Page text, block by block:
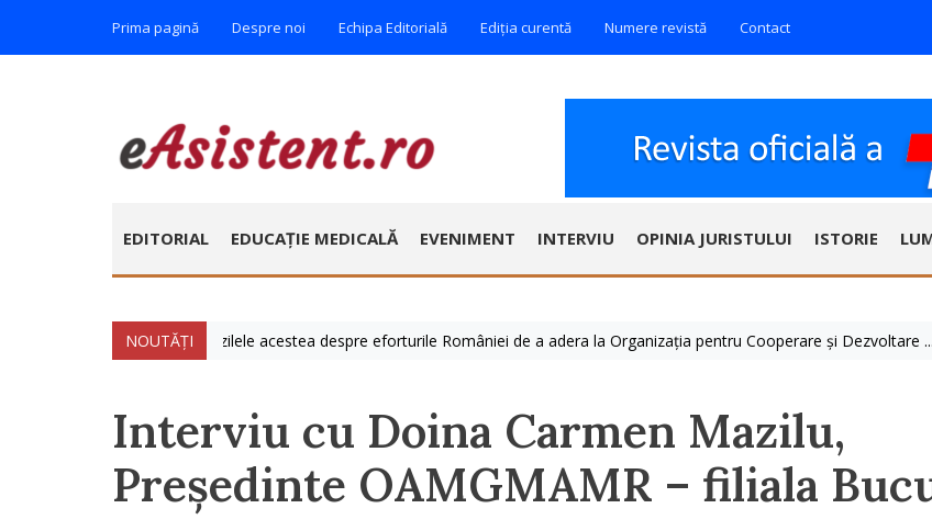
Prima pagină Despre noi Echipa Editorială Ediția curentă Numere revistă Contact
EDITORIAL EDUCAȚIE MEDICALĂ EVENIMENT INTERVIU OPINIA JURISTULUI ISTORIE
NOUTĂȚI
» Vorbim foarte mult zilele acestea despre eforturile României de a adera la Organizația pentru Cooperare și Dezvoltare ...
Interviu cu Doina Carmen Mazilu,
Președinte OAMGMAMR – filiala